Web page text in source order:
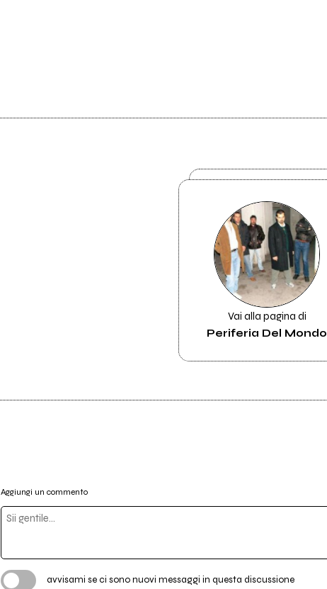
Vai alla pagina di
Periferia Del Mondo
Aggiungi un commento
avvisami se ci sono nuovi messaggi in questa discussione